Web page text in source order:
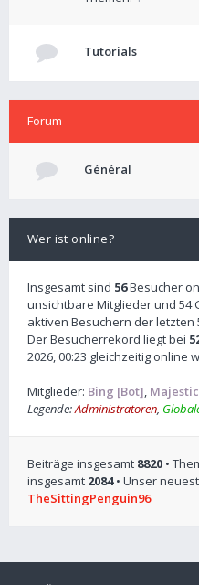
Tutorials
Forum
Général
Wer ist online?
Insgesamt sind 56Besucher
unsichtbare Mitglieder und 54
aktiven Besuchern der letzten
Der Besucherrekord liegt bei
2026, 00:23 gleichzeitig online
Mitglieder: Bing [Bot],
Legende:Administratoren,
Beiträge insgesamt 8820 •
insgesamt 2084• Unser
TheSittingPenguin96